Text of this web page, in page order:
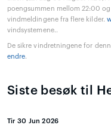
poengsummen mellom 22:00
vindmeldingene fra flere kilder.
vindsystemene..
De sikre vindretningene for
endre.
Siste besøk til
Tir 30 Jun 2026